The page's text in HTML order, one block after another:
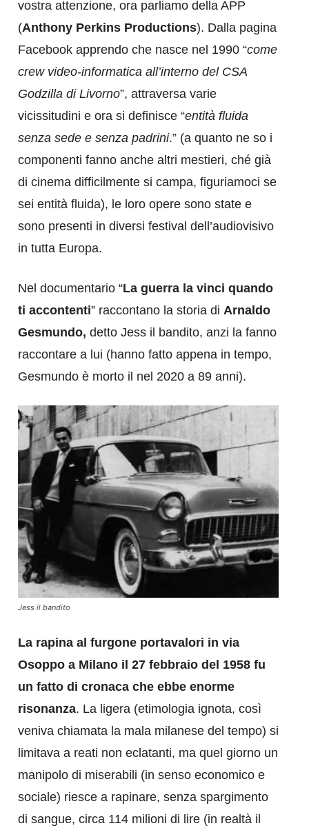
vostra attenzione, ora parliamo della APP
(Anthony Perkins Productions). Dalla pagina
Facebook apprendo che nasce nel 1990 “come
crew video-informatica all’interno del CSA
Godzilla di Livorno”, attraversa varie
vicissitudini e ora si definisce “entità fluida
senza sede e senza padrini.” (a quanto ne so i
componenti fanno anche altri mestieri, ché già
di cinema difficilmente si campa, figuriamoci se
sei entità fluida), le loro opere sono state e
sono presenti in diversi festival dell’audiovisivo
in tutta Europa.
Nel documentario “La guerra la vinci quando
ti accontenti” raccontano la storia di Arnaldo
Gesmundo, detto Jess il bandito, anzi la fanno
raccontare a lui (hanno fatto appena in tempo,
Gesmundo è morto il nel 2020 a 89 anni).
Jess il bandito
La rapina al furgone portavalori in via
Osoppo a Milano il 27 febbraio del 1958 fu
un fatto di cronaca che ebbe enorme
risonanza. La ligera (etimologia ignota, così
veniva chiamata la mala milanese del tempo) si
limitava a reati non eclatanti, ma quel giorno un
manipolo di miserabili (in senso economico e
sociale) riesce a rapinare, senza spargimento
di sangue, circa 114 milioni di lire (in realtà il